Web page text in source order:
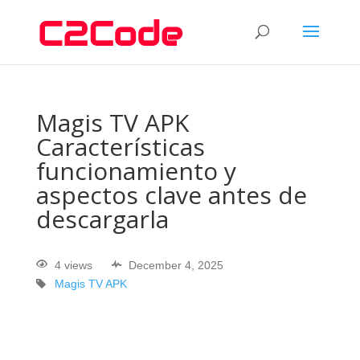
Magis TV APK
Características
funcionamiento y
aspectos clave antes de
descargarla
4 views
December 4, 2025
Magis TV APK